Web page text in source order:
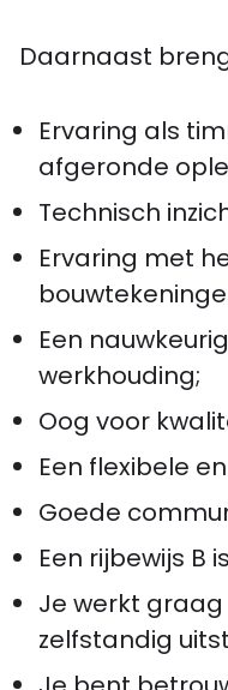
Daarnaast
Ervaring als
afgeronde
Technisch
Ervaring met
Een
werkhouding;
Oog voor
Een flexibele
Goede
Een rijbewijs B
Je werkt
zelfstandig